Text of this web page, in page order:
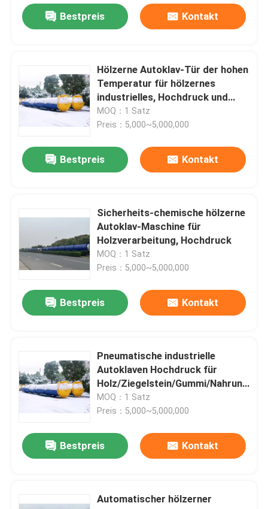
Über uns
Qualitätskontrolle
Kontakt mit uns
Neuigkeiten
AAC-Autoklav
zusammengesetzter Autoklav
Vulkanisierungsautoklav
Konkreter Autoklav
Holz Autoklaven
Kohlenstoff-Faser-Produkte
Bestpreis Kontakt
Hölzerne Autoklav-Tür der hohen
Temperatur für hölzernes
industrielles, Hochdruck und
hohe Qualität
MOQ：1 Satz
Preis：5,000~5,000,000
Bestpreis Kontakt
Sicherheits-chemische hölzerne
Autoklav-Maschine für
Holzverarbeitung, Hochdruck
MOQ：1 Satz
Preis：5,000~5,000,000
Bestpreis Kontakt
Pneumatische industrielle
Autoklaven Hochdruck für
Holz/Ziegelstein/Gummi/Nahrung,
Φ1.65 m
MOQ：1 Satz
Preis：5,000~5,000,000
Bestpreis Kontakt
Automatischer hölzerner